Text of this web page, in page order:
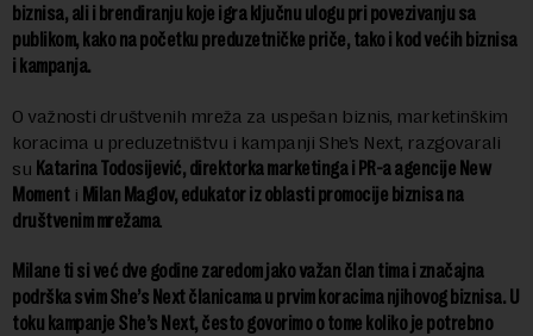
biznisa, ali i brendiranju koje igra ključnu ulogu pri povezivanju sa
publikom, kako na početku preduzetničke priče, tako i kod većih biznisa
i kampanja.
O važnosti društvenih mreža za uspešan biznis, marketinškim
koracima u preduzetništvu i kampanji She’s Next, razgovarali
su Katarina Todosijević, direktorka marketinga i PR-a agencije New
Momenti Milan Maglov, edukator iz oblasti promocije biznisa na
društvenim mrežama.
Milane ti si već dve godine zaredom jako važan član tima i značajna
podrška svim She’s Next članicama u prvim koracima njihovog biznisa. U
toku kampanje She’s Next, često govorimo o tome koliko je potrebno